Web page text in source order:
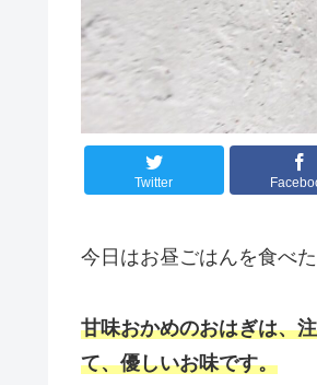
Twitter
今日はお昼ごはんを食べ
甘味おかめのおはぎは、
て、優しいお味です。